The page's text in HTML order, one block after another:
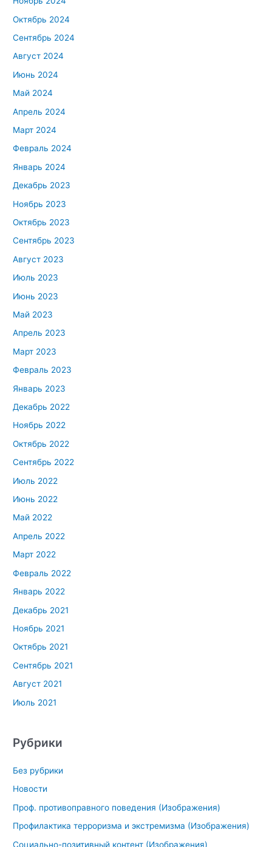
Октябрь 2024
Сентябрь 2024
Август 2024
Июнь 2024
Май 2024
Апрель 2024
Март 2024
Февраль 2024
Январь 2024
Декабрь 2023
Ноябрь 2023
Октябрь 2023
Сентябрь 2023
Август 2023
Июль 2023
Июнь 2023
Май 2023
Апрель 2023
Март 2023
Февраль 2023
Январь 2023
Декабрь 2022
Ноябрь 2022
Октябрь 2022
Сентябрь 2022
Июль 2022
Июнь 2022
Май 2022
Апрель 2022
Март 2022
Февраль 2022
Январь 2022
Декабрь 2021
Ноябрь 2021
Октябрь 2021
Сентябрь 2021
Август 2021
Июль 2021
Рубрики
Без рубрики
Новости
Проф. противоправного поведения (Изображения)
Профилактика терроризма и экстремизма (Изображения)
Социально-позитивный контент (Изображения)